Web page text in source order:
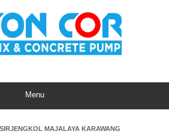
Menu
MAJALAYA KARAWANG